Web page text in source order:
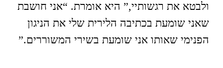
ולבטא את רגשותיי,” היא אומרת. “אני חושבת
שאני שומעת בכתיבה הלירית שלי את הניגון
הפנימי שאותו אני שומעת בשירי המשוררים.”